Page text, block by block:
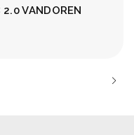
VANDOREN